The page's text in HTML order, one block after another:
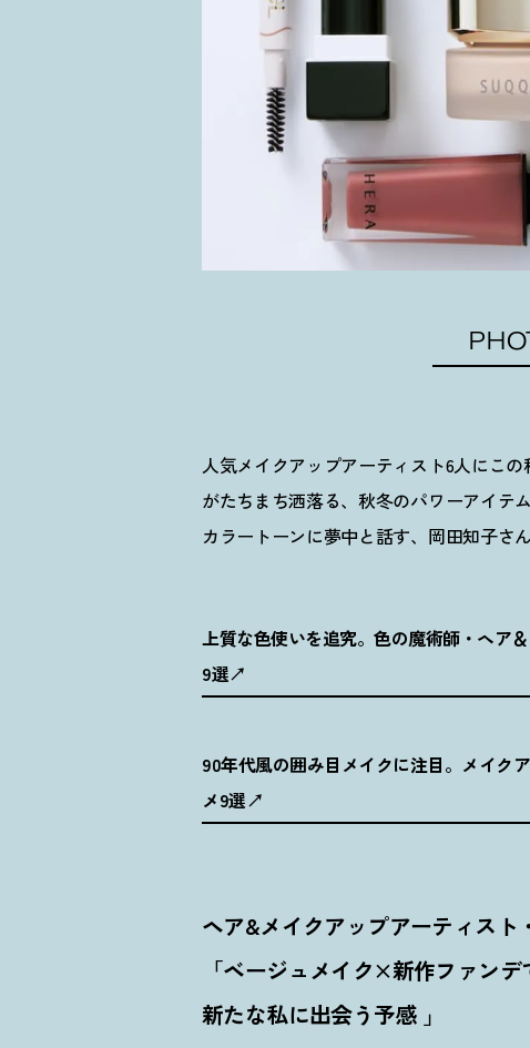
人気メイクアップアーティスト6人にこ
がたちまち洒落る、秋冬のパワーアイテ
カラートーンに夢中と話す、岡田知子さ
上質な色使いを追究。色の魔術師・ヘア
9選
90年代風の囲み目メイクに注目。メイク
メ9選
ヘア&メイクアップアーティスト
「ベージュメイク×新作ファンデ
新たな私に出会う予感 」